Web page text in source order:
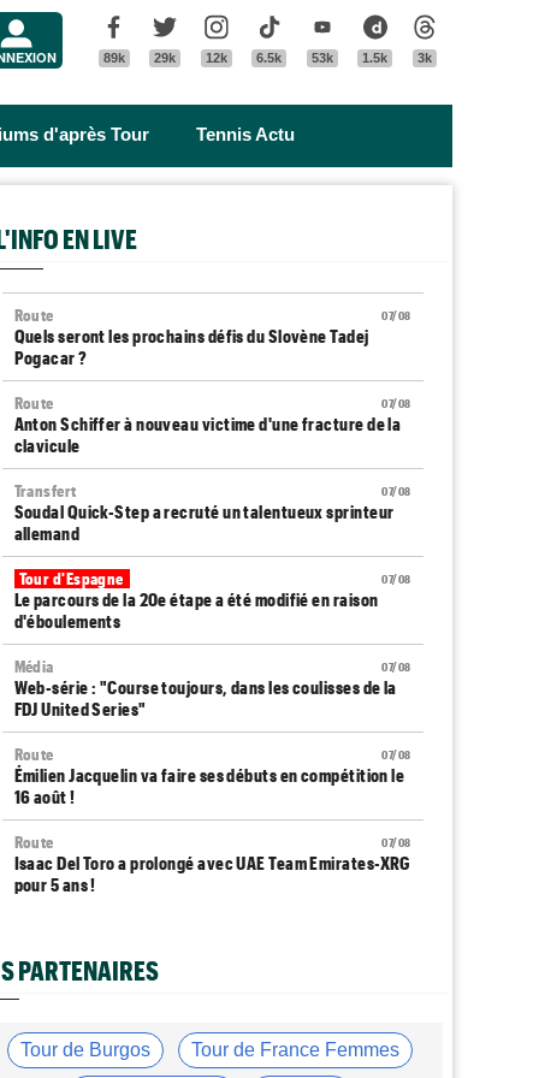
Facebook
89k
Twitter
29k
Instagram
12k
Tik Tok
6.5k
Youtube
53k
Dailymotion
1.5k 3k
d'après Tour Tennis Actu
EN LIVE
07/08
Route
Quels seront les prochains défis du Slovène Tadej
Pogacar ?
07/08
Route
Anton Schiffer à nouveau victime d'une fracture de la
clavicule
07/08
Transfert
Soudal Quick-Step a recruté un talentueux sprinteur
allemand
07/08
Tour d'Espagne
Le parcours de la 20e étape a été modifié en raison
d'éboulements
07/08
Média
Web-série : "Course toujours, dans les coulisses de la
FDJ United Series"
07/08
Route
Émilien Jacquelin va faire ses débuts en compétition le
16 août !
07/08
Route
Isaac Del Toro a prolongé avec UAE Team Emirates-XRG
pour 5 ans !
monnaie courante"
Le Mercato vélo est ouvert... toutes les dernières infos
et rumeurs
PARTENAIRES
Tour de Burgos Tour de France Femmes